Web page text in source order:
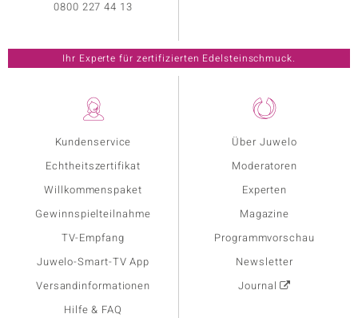
Kundenservice
Echtheitszertifikat
Willkommenspaket
Gewinnspielteilnahme
TV-Empfang
Juwelo-Smart-TV App
Versandinformationen
Hilfe & FAQ
Über Juwelo
Moderatoren
Experten
Magazine
Programmvorschau
Newsletter
Journal
0800 227 44 13
Ihr Experte für zertifizierten Edelsteinschmuck.